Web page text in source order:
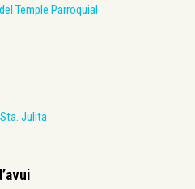
Temple Parroquial
Julita